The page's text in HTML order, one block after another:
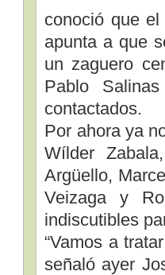
conoció que
apunta a que
un zaguero
Pablo
contactados.
Por ahora ya
Wílder
Argüello,
Veizaga y
indiscutibles
“Vamos a
señaló ayer